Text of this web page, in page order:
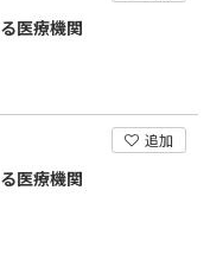
医療機関
追加
医療機関